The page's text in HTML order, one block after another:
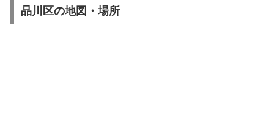
品川区の地図・場所